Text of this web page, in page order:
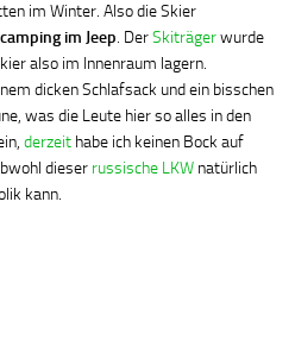
im Winter. Also die Skier
im Jeep. DerSkiträgerwurde
also im Innenraum lagern.
dicken Schlafsack und ein bisschen
was die Leute hier so alles in den
derzeit habe ich keinen Bock auf
dieser russische LKW natürlich
kann.